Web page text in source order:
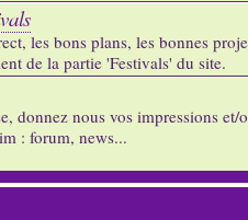
les bons plans, les bonnes
de la partie 'Festivals' du site.
donnez nous vos impressions et/
: forum, news...